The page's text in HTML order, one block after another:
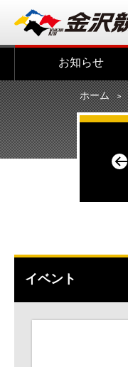
お知らせ
ホーム
イベント